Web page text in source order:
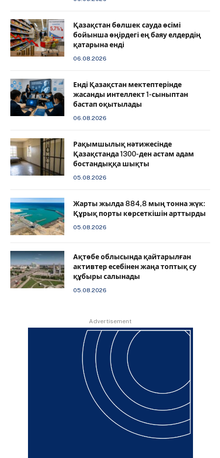
Қазақстан бөлшек сауда өсімі
бойынша өңірдегі ең баяу елдердің
қатарына енді
06.08.2026
️Енді Қазақстан мектептерінде
жасанды интеллект 1-сыныптан
бастап оқытылады
06.08.2026
Рақымшылық нәтижесінде
Қазақстанда 1300-ден астам адам
бостандыққа шықты
05.08.2026
Жарты жылда 884,8 мың тонна жүк:
Құрық порты көрсеткішін арттырды
05.08.2026
Ақтөбе облысында қайтарылған
активтер есебінен жаңа топтық су
құбыры салынады
05.08.2026
Advertisement